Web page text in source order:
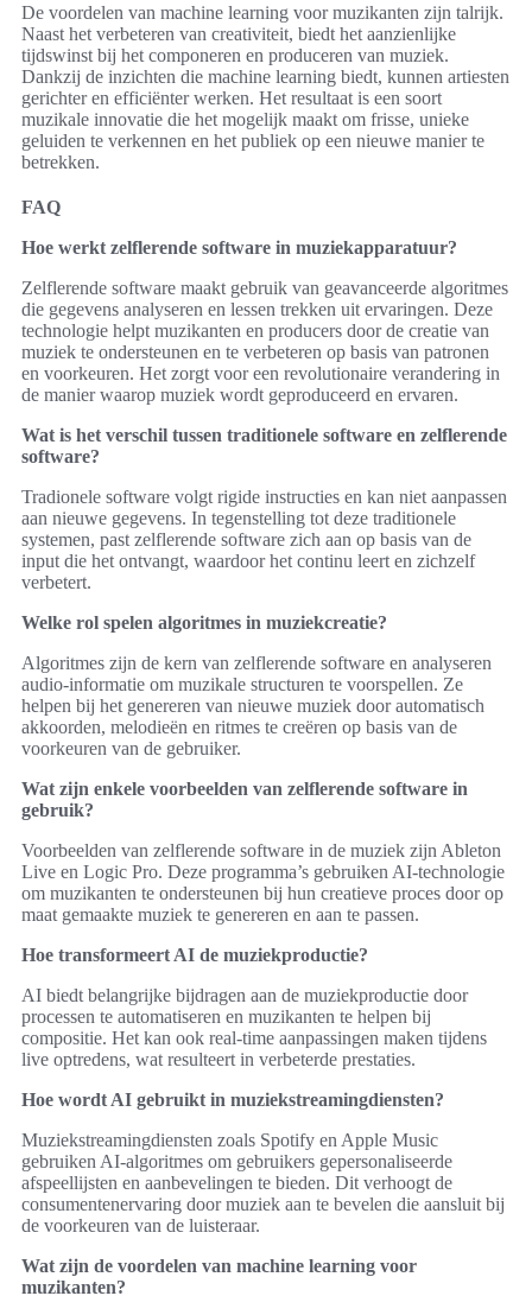
De voordelen van machine learning voor muzikanten zijn talrijk.
Naast het verbeteren van creativiteit, biedt het aanzienlijke
tijdswinst bij het componeren en produceren van muziek.
Dankzij de inzichten die machine learning biedt, kunnen artiesten
gerichter en efficiënter werken. Het resultaat is een soort
muzikale innovatie die het mogelijk maakt om frisse, unieke
geluiden te verkennen en het publiek op een nieuwe manier te
betrekken.
FAQ
Hoe werkt zelflerende software in muziekapparatuur?
Zelflerende software maakt gebruik van geavanceerde algoritmes
die gegevens analyseren en lessen trekken uit ervaringen. Deze
technologie helpt muzikanten en producers door de creatie van
muziek te ondersteunen en te verbeteren op basis van patronen
en voorkeuren. Het zorgt voor een revolutionaire verandering in
de manier waarop muziek wordt geproduceerd en ervaren.
Wat is het verschil tussen traditionele software en zelflerende
software?
Tradionele software volgt rigide instructies en kan niet aanpassen
aan nieuwe gegevens. In tegenstelling tot deze traditionele
systemen, past zelflerende software zich aan op basis van de
input die het ontvangt, waardoor het continu leert en zichzelf
verbetert.
Welke rol spelen algoritmes in muziekcreatie?
Algoritmes zijn de kern van zelflerende software en analyseren
audio-informatie om muzikale structuren te voorspellen. Ze
helpen bij het genereren van nieuwe muziek door automatisch
akkoorden, melodieën en ritmes te creëren op basis van de
voorkeuren van de gebruiker.
Wat zijn enkele voorbeelden van zelflerende software in
gebruik?
Voorbeelden van zelflerende software in de muziek zijn Ableton
Live en Logic Pro. Deze programma’s gebruiken AI-technologie
om muzikanten te ondersteunen bij hun creatieve proces door op
maat gemaakte muziek te genereren en aan te passen.
Hoe transformeert AI de muziekproductie?
AI biedt belangrijke bijdragen aan de muziekproductie door
processen te automatiseren en muzikanten te helpen bij
compositie. Het kan ook real-time aanpassingen maken tijdens
live optredens, wat resulteert in verbeterde prestaties.
Hoe wordt AI gebruikt in muziekstreamingdiensten?
Muziekstreamingdiensten zoals Spotify en Apple Music
gebruiken AI-algoritmes om gebruikers gepersonaliseerde
afspeellijsten en aanbevelingen te bieden. Dit verhoogt de
consumentenervaring door muziek aan te bevelen die aansluit bij
de voorkeuren van de luisteraar.
Wat zijn de voordelen van machine learning voor
muzikanten?